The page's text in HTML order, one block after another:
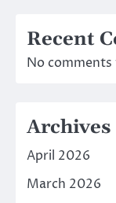
Recent
No
Archives
April 2026
March 2026